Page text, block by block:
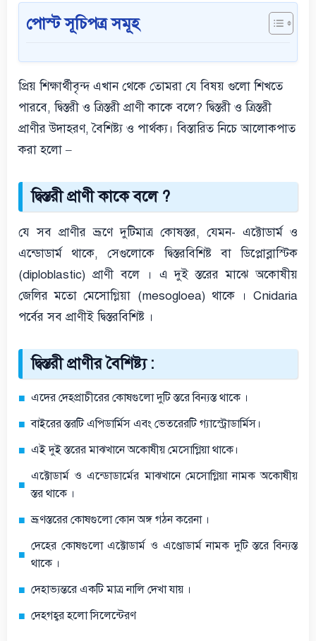
পোস্ট সূচিপত্র সমূহ
প্রিয় শিক্ষার্থীবৃন্দ এখান থেকে তোমরা যে বিষয় গুলো শিখতে
পারবে, দ্বিস্তরী ও ত্রিস্তরী প্রাণী কাকে বলে? দ্বিস্তরী ও ত্রিস্তরী
প্রাণীর উদাহরণ, বৈশিষ্ট্য ও পার্থক্য। বিস্তারিত নিচে আলোকপাত
করা হলো –
দ্বিস্তরী প্রাণী কাকে বলে ?
যে সব প্রাণীর ভ্রূণে দুটিমাত্র কোষস্তর, যেমন- এক্টোডার্ম ও
এন্ডোডার্ম থাকে, সেগুলোকে দ্বিস্তরবিশিষ্ট বা ডিপ্লোব্লাস্টিক
(diploblastic) প্রাণী বলে । এ দুই স্তরের মাঝে অকোষীয়
জেলির মতো মেসোগ্লিয়া (mesogloea) থাকে । Cnidaria
পর্বের সব প্রাণীই দ্বিস্তরবিশিষ্ট ।
দ্বিস্তরী প্রাণীর বৈশিষ্ট্য :
এদের দেহপ্রাচীরের কোষগুলো দুটি স্তরে বিন্যস্ত থাকে ।
বাইরের স্তরটি এপিডার্মিস এবং ভেতরেরটি গ্যাস্ট্রোডার্মিস।
এই দুই স্তরের মাঝখানে অকোষীয় মেসোগ্লিয়া থাকে।
এক্টোডার্ম ও এন্ডোডার্মের মাঝখানে মেসোগ্লিয়া নামক অকোষীয়
স্তর থাকে ।
ভ্রূণস্তরের কোষগুলো কোন অঙ্গ গঠন করেনা ।
দেহের কোষগুলো এক্টোডার্ম ও এণ্ডোডার্ম নামক দুটি স্তরে বিন্যস্ত
থাকে ।
দেহাভ্যন্তরে একটি মাত্র নালি দেখা যায় ।
দেহগহ্বর হলো সিলেন্টেরণ